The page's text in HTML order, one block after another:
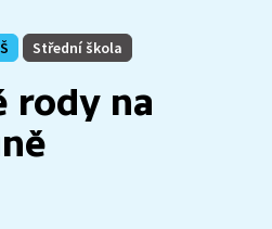
Střední škola
rody na